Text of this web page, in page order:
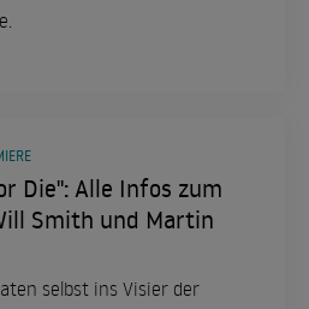
Die": Alle Infos zum
Smith und Martin
selbst ins Visier der